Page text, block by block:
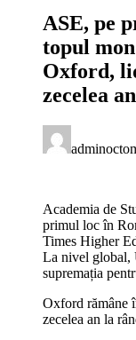
ASE, pe
topul
Oxford,
zecelea
admin
Academia de
primul loc în
Times Higher
La nivel global,
supremația
Oxford rămâne
zecelea an la